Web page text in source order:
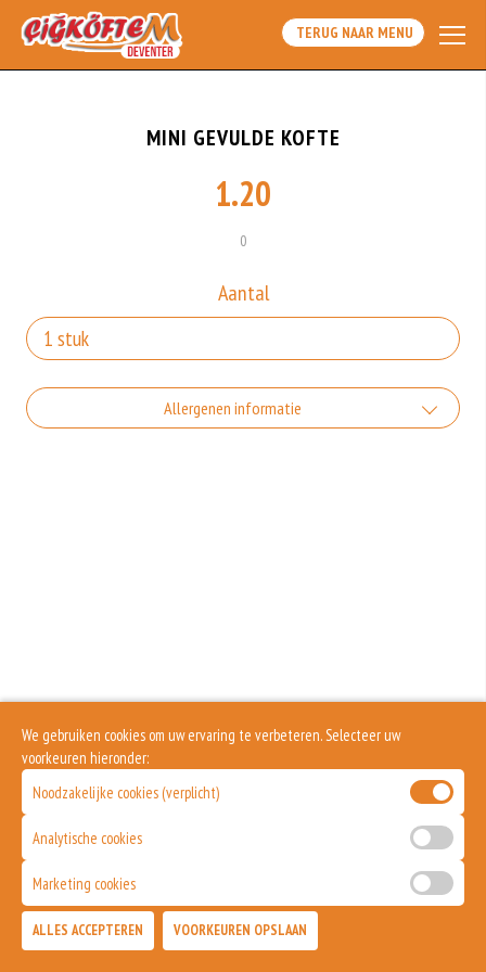
TERUG NAAR MENU
MINI GEVULDE KOFTE
1.20
0
Aantal
Allergenen informatie
We gebruiken cookies om uw ervaring te verbeteren. Selecteer uw
voorkeuren hieronder:
Noodzakelijke cookies (verplicht)
Analytische cookies
Marketing cookies
ALLES ACCEPTEREN VOORKEUREN OPSLAAN